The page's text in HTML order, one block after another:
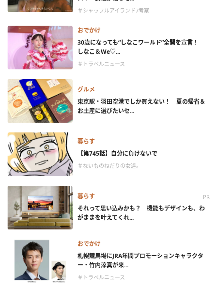
＃シャッフルアイランド7考察
おでかけ
30歳になっても“しなこワールド”全開を宣言！
しなこ＆We♡...
＃トラベルニュース
グルメ
東京駅・羽田空港でしか買えない！ 夏の帰省＆
お土産に選びたいセ...
暮らす
【第745話】自分に負けないで
＃ないものねだりの女達。
暮らす PR
それって思い込みかも？ 機能もデザインも、わ
がままを叶えてくれ...
おでかけ
札幌競馬場にJRA年間プロモーションキャラクタ
ー・竹内涼真が来...
＃トラベルニュース